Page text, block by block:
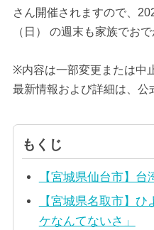
さん開催されますので、
（日） の週末も家族でお
※内容は一部変更または中
最新情報および詳細は、公
もくじ
【宮城県仙台市】
【宮城県名取市】
ケなんてないさ」